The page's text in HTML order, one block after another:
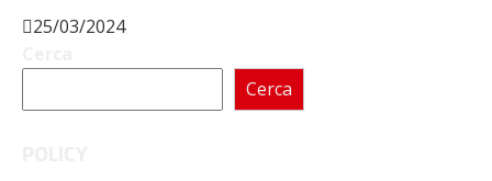
25/03/2024
Cerca